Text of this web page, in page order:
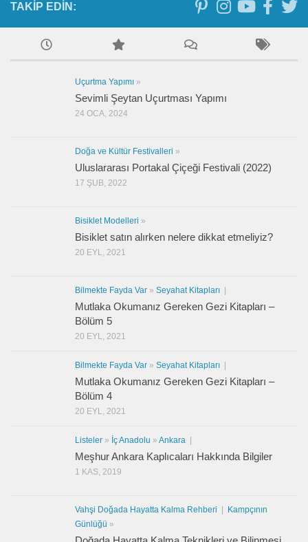
TAKIP EDIN:
Uçurtma Yapımı »
Sevimli Şeytan Uçurtması Yapımı
24 OCA, 2024
Doğa ve Kültür Festivalleri »
Uluslararası Portakal Çiçeği Festivali (2022)
17 ŞUB, 2022
Bisiklet Modelleri »
Bisiklet satın alırken nelere dikkat etmeliyiz?
20 EYL, 2021
Bilmekte Fayda Var » Seyahat Kitapları
Mutlaka Okumanız Gereken Gezi Kitapları –
Bölüm 5
20 EYL, 2021
Bilmekte Fayda Var » Seyahat Kitapları
Mutlaka Okumanız Gereken Gezi Kitapları –
Bölüm 4
20 EYL, 2021
Listeler » İç Anadolu » Ankara
Meşhur Ankara Kaplıcaları Hakkında Bilgiler
1 KAS, 2019
Vahşi Doğada Hayatta Kalma Rehberi
Kampçının
Günlüğü »